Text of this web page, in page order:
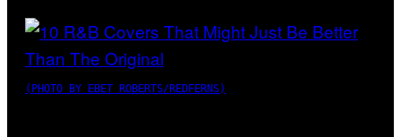
(PHOTO BY EBET ROBERTS/REDFERNS)